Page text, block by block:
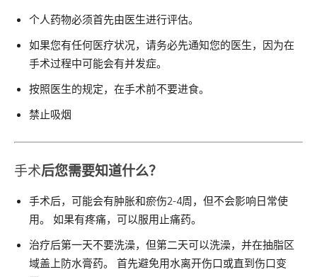
个人药物必须首先由医生进行评估。
如果您有任何医疗状况，请务必先通知您的医生，因为在
手术过程中可能会有并发症。
按照医生的规定，在手术前不要进食。
禁止吸烟
手术后您需要知道什么？
手术后，可能会有肿胀和瘀伤2-4周，但不会影响日常使
用。 如果有疼痛，可以服用止痛药。
治疗后第一天不要洗澡，但第二天可以洗澡，并在抽脂区
域盖上防水膏药。 首先避免用水离开伤口或直到伤口变